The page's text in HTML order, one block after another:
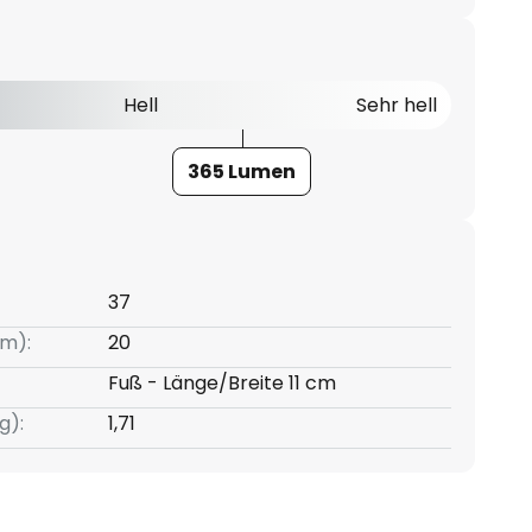
Hell Sehr hell
365 Lumen
37
20
Fuß - Länge/Breite 11 cm
1,71